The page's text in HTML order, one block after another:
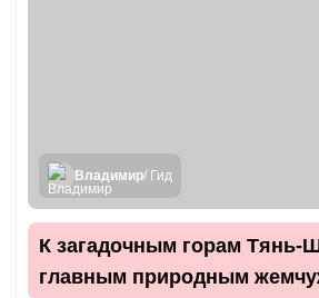
Владимир/ Гид
К загадочным горам Тянь-
главным природным